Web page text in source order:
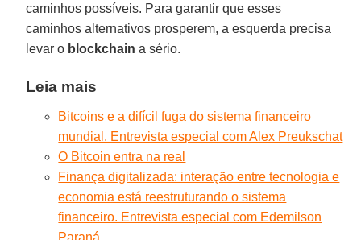
caminhos possíveis. Para garantir que esses
caminhos alternativos prosperem, a esquerda precisa
levar o blockchain a sério.
Leia mais
Bitcoins e a difícil fuga do sistema financeiro
mundial. Entrevista especial com Alex Preukschat
O Bitcoin entra na real
Finança digitalizada: interação entre tecnologia e
economia está reestruturando o sistema
financeiro. Entrevista especial com Edemilson
Paraná